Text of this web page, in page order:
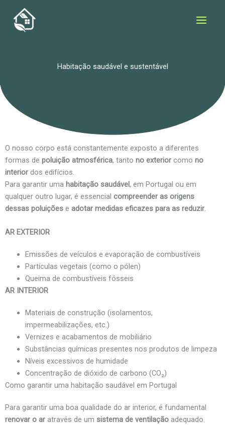
content
Habitação saudável e sustentável
O nosso corpo está constantemente exposto a diferentes
formas de poluição atmosférica, tanto no exterior como no
interior dos edifícios.
Para garantir uma habitação saudável, em Portugal ou em
qualquer outro lugar, é essencial compreender as origens
dessas poluições e adotar medidas eficazes para as reduzir.
AR EXTERIOR
Emissões de veículos e evaporação de combustíveis
Partículas vegetais (como o pólen)
Queima de combustíveis fósseis
AR INTERIOR
Materiais de construção (isolamentos,
impermeabilizações, etc.)
Vernizes e acabamentos de mobiliário
Substâncias químicas presentes nos produtos de limpeza
Níveis excessivos de humidade
Concentração de dióxido de carbono (CO₂)
Como garantir uma habitação saudável em Portugal
Para garantir uma boa qualidade do ar interior, é fundamental
renovar o ar através de um sistema de ventilação adequado.